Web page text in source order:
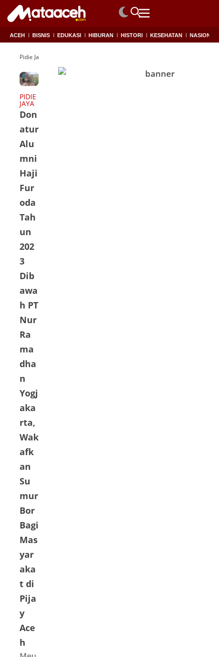
ACEH BISNIS EDUKASI HIBURAN HISTORI KESEHATAN NASIONAL
Pidie Jaya
PIDIE
JAYA
Don
atur
Alu
mni
Haji
Fur
oda
Tah
un
202
3
Dib
awa
h PT
Nur
Ra
ma
dha
n
Yogj
aka
rta,
Wak
afk
an
Su
mur
Bor
Bagi
Mas
yar
aka
t di
Pija
y
Ace
h